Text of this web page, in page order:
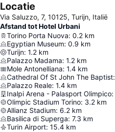
Locatie
Via Saluzzo, 7, 10125, Turijn, Italië
Afstand tot Hotel Urbani
Torino Porta Nuova: 0.2 km
Egyptian Museum: 0.9 km
Turijn: 1.2 km
Palazzo Madama: 1.2 km
Mole Antonelliana: 1.4 km
Cathedral Of St John The Baptist:
Palazzo Reale: 1.4 km
Inalpi Arena - Palasport Olimpico:
Olimpic Stadium Torino: 3.2 km
Allianz Stadium: 6.2 km
Basilica di Superga: 7.3 km
Turin Airport: 15.4 km